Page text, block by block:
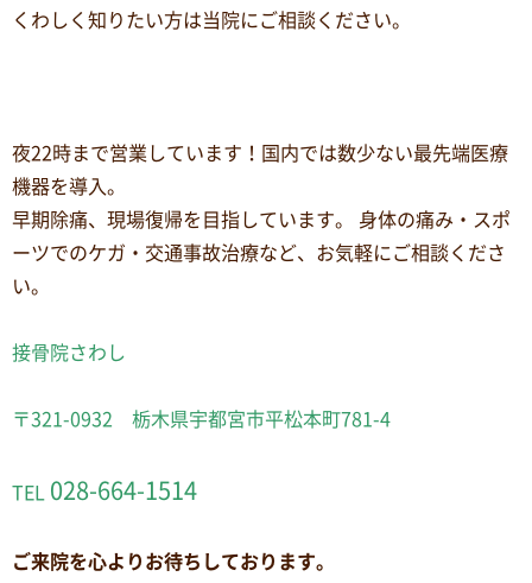
くわしく知りたい方は当院にご相談ください。
夜22時まで営業しています！国内では数少ない最先端医療
機器を導入。
早期除痛、現場復帰を目指しています。 身体の痛み・スポ
ーツでのケガ・交通事故治療など、お気軽にご相談くださ
い。
接骨院さわし
〒321-0932 栃木県宇都宮市平松本町781-4
TEL 028-664-1514
ご来院を心よりお待ちしております。